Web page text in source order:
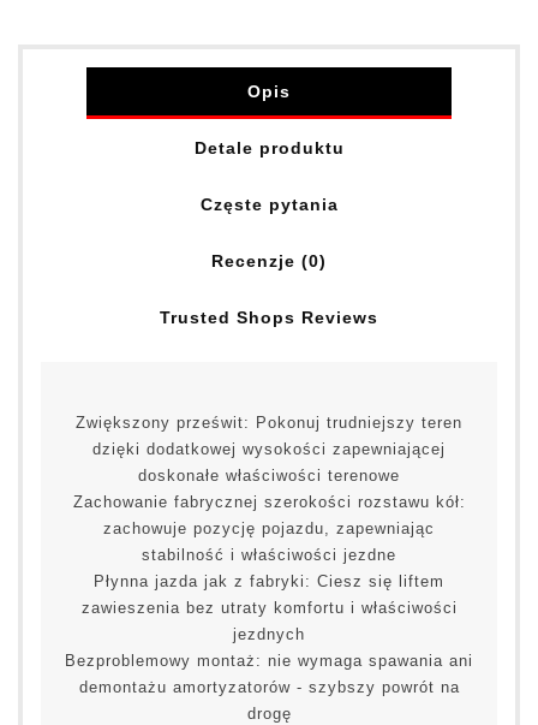
Opis
Detale produktu
Częste pytania
Recenzje (0)
Trusted Shops Reviews
Zwiększony prześwit: Pokonuj trudniejszy teren
dzięki dodatkowej wysokości zapewniającej
doskonałe właściwości terenowe
Zachowanie fabrycznej szerokości rozstawu kół:
zachowuje pozycję pojazdu, zapewniając
stabilność i właściwości jezdne
Płynna jazda jak z fabryki: Ciesz się liftem
zawieszenia bez utraty komfortu i właściwości
jezdnych
Bezproblemowy montaż: nie wymaga spawania ani
demontażu amortyzatorów - szybszy powrót na
drogę